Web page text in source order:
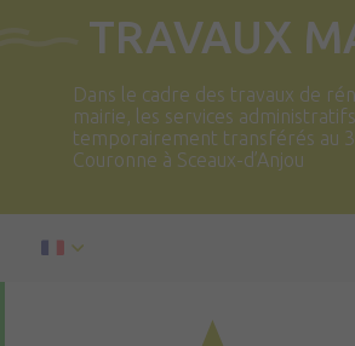
TRAVAUX
Dans le cadre des travaux de
mairie, les services
temporairement transférés au
Couronne à Sceaux-d’Anjou